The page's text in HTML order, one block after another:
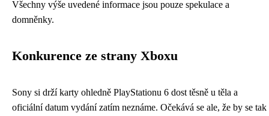
Všechny výše uvedené informace jsou pouze spekulace a
domněnky.
Konkurence ze strany Xboxu
Sony si drží karty ohledně PlayStationu 6 dost těsně u těla a
oficiální datum vydání zatím neznáme. Očekává se ale, že by se tak